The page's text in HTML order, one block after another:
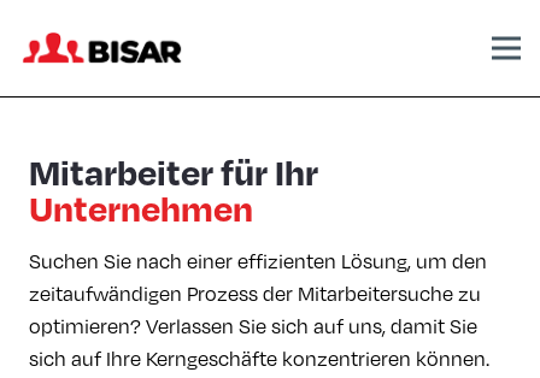
Mitarbeiterfür Ihr
Unternehmen
Suchen Sie nach einer effizienten Lösung, um den
zeitaufwändigen Prozess der Mitarbeitersuche zu
optimieren? Verlassen Sie sich auf uns, damit Sie
sich auf Ihre Kerngeschäfte konzentrieren können.